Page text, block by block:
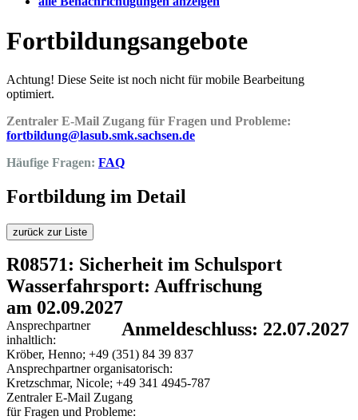
Fortbildungsangebote
Achtung! Diese Seite ist noch nicht für mobile Bearbeitung
optimiert.
Zentraler E-Mail Zugang für Fragen und Probleme:
fortbildung@lasub.smk.sachsen.de
Häufige Fragen: FAQ
Fortbildung im Detail
zurück zur Liste
R08571: Sicherheit im Schulsport
Wasserfahrsport: Auffrischung
am 02.09.2027
Anmeldeschluss: 22.07.2027
Ansprechpartner
inhaltlich:
Kröber, Henno; +49 (351) 84 39 837
Ansprechpartner organisatorisch:
Kretzschmar, Nicole; +49 341 4945-787
Zentraler E-Mail Zugang
für Fragen und Probleme: